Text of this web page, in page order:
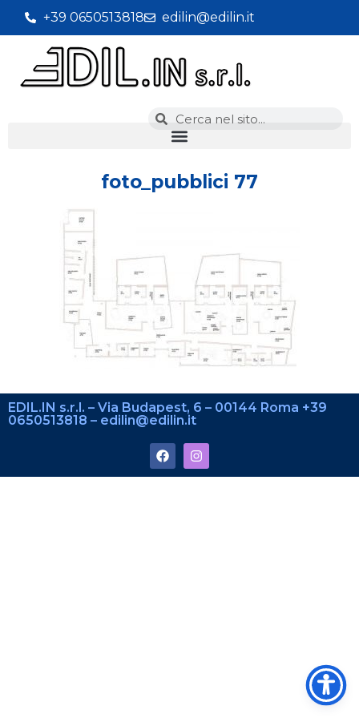
+39 0650513818 edilin@edilin.it
foto_pubblici 77
EDIL.IN s.r.l. – Via Budapest, 6 – 00144 Roma +39
0650513818 – edilin@edilin.it